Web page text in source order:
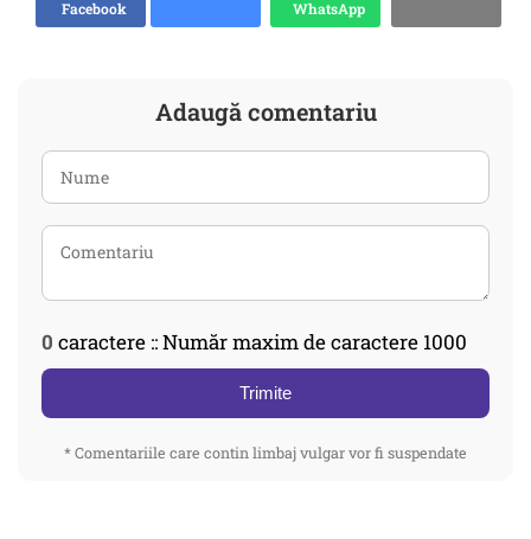
Facebook WhatsApp
Adaugă comentariu
0 caractere :: Număr maxim de caractere 1000
Trimite
* Comentariile care contin limbaj vulgar vor fi suspendate